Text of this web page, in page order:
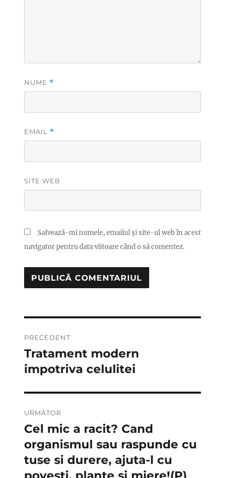
NUME *
EMAIL *
SITE WEB
Salvează-mi numele, emailul și site-ul web în acest
navigator pentru data viitoare când o să comentez.
în
articole
PRECEDENT
Articolul
anterior:
Tratament modern
impotriva celulitei
URMĂTOR
Articolul
următor:
Cel mic a racit? Cand
organismul sau raspunde cu
tuse si durere, ajuta-l cu